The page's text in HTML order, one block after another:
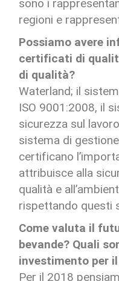
sono i
regioni e
Possiamo avere
certificati di
di qualità?
Waterland; il
ISO 9001:2008, il
sicurezza sul
sistema di
certificano
attribuisce alla
qualità e
rispettando questi
Come valuta il
bevande? Quali
investimento per
Per il 2018